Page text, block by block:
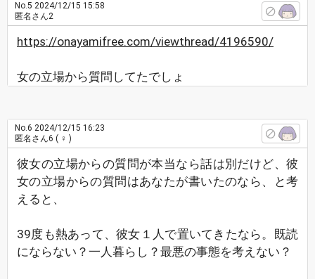
No.5 2024/12/15 15:58
匿名さん2
https://onayamifree.com/viewthread/4196590/
女の立場から質問してたでしょ
No.6 2024/12/15 16:23
匿名さん6 ( ♀ )
彼女の立場からの質問が本当なら話は別だけど、彼
女の立場からの質問はあなたが書いたのなら、と考
えると、
39度も熱あって、彼女１人で置いてきたなら。既読
にならない？一人暮らし？最悪の事態を考えない？